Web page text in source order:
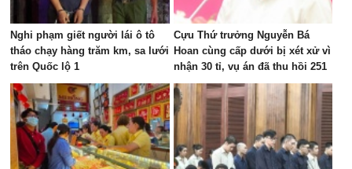
Nghi phạm giết người lái ô tô
tháo chạy hàng trăm km, sa lưới
trên Quốc lộ 1
Cựu Thứ trưởng Nguyễn Bá
Hoan cùng cấp dưới bị xét xử vì
nhận 30 tỉ, vụ án đã thu hồi 251
tỉ